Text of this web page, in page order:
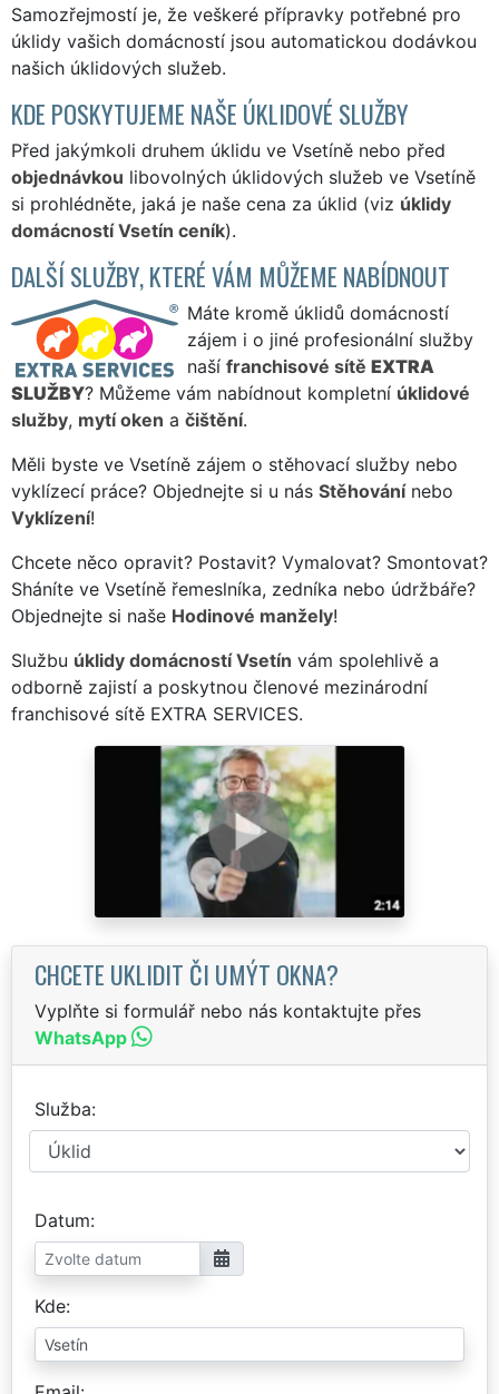
Samozřejmostí je, že veškeré přípravky potřebné pro
úklidy vašich domácností jsou automatickou dodávkou
našich úklidových služeb.
KDE POSKYTUJEME NAŠE ÚKLIDOVÉ SLUŽBY
Před jakýmkoli druhem úklidu ve Vsetíně nebo před
objednávkou libovolných úklidových služeb ve Vsetíně
si prohlédněte, jaká je naše cena za úklid (viz úklidy
domácností Vsetín ceník).
DALŠÍ SLUŽBY, KTERÉ VÁM MŮŽEME NABÍDNOUT
Máte kromě úklidů domácností
zájem i o jiné profesionální služby
naší franchisové sítě EXTRA
SLUŽBY? Můžeme vám nabídnout kompletní úklidové
služby, mytí oken a čištění.
Měli byste ve Vsetíně zájem o stěhovací služby nebo
vyklízecí práce? Objednejte si u nás Stěhovánínebo
Vyklízení!
Chcete něco opravit? Postavit? Vymalovat? Smontovat?
Sháníte ve Vsetíně řemeslníka, zedníka nebo údržbáře?
Objednejte si naše Hodinové manžely!
Službu úklidy domácností Vsetín vám spolehlivě a
odborně zajistí a poskytnou členové mezinárodní
franchisové sítě EXTRA SERVICES.
CHCETE UKLIDIT ČI UMÝT OKNA?
Vyplňte si formulář nebo nás kontaktujte přes
WhatsApp
Služba
Datum
Kde